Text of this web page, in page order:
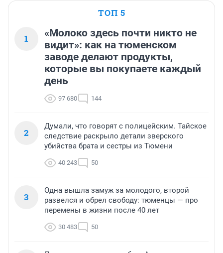
ТОП 5
1
«Молоко здесь почти никто не
видит»: как на тюменском
заводе делают продукты,
которые вы покупаете каждый
день
97 680 144
2
Думали, что говорят с полицейским. Тайское
следствие раскрыло детали зверского
убийства брата и сестры из Тюмени
40 243 50
3
Одна вышла замуж за молодого, второй
развелся и обрел свободу: тюменцы — про
перемены в жизни после 40 лет
30 483 50